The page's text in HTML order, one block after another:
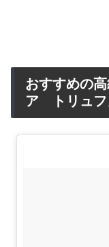
おすすめの
ア トリュフ